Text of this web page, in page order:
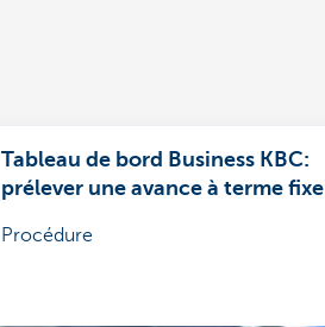
Tableau de bord Business KBC:
prélever une avance à terme fixe
Procédure